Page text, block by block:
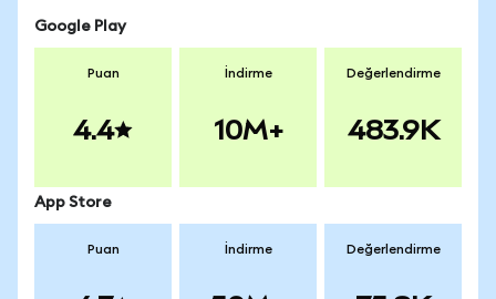
Google Play
Puan
4.4
İndirme
10M+
Değerlendirme
483.9K
App Store
Puan İndirme Değerlendirme